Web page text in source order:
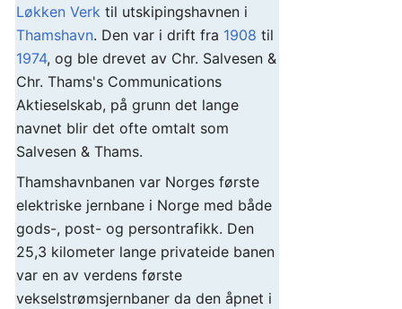
Løkken Verk til utskipingshavnen i
Thamshavn. Den var i drift fra 1908 til
1974, og ble drevet av Chr. Salvesen &
Chr. Thams's Communications
Aktieselskab, på grunn det lange
navnet blir det ofte omtalt som
Salvesen & Thams.
Thamshavnbanen var Norges første
elektriske jernbane i Norge med både
gods-, post- og persontrafikk. Den
25,3 kilometer lange privateide banen
var en av verdens første
vekselstrømsjernbaner da den åpnet i